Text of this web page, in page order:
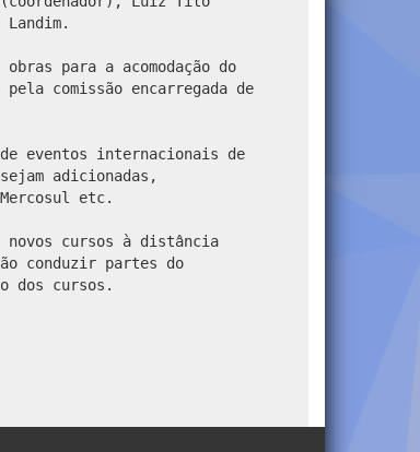
para a acomodação do
comissão encarregada de
eventos internacionais de
adicionadas,
etc.
cursos à distância
conduzir partes do
dos cursos.